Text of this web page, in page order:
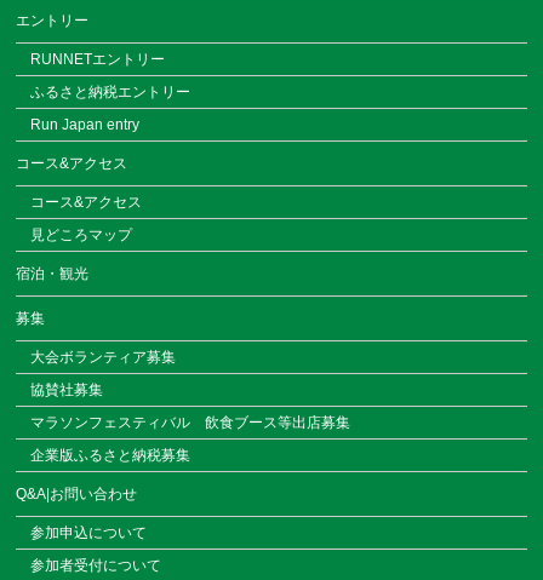
エントリー
RUNNETエントリー
ふるさと納税エントリー
Run Japan entry
コース&アクセス
コース&アクセス
見どころマップ
宿泊・観光
募集
大会ボランティア募集
協賛社募集
マラソンフェスティバル飲食ブース等出店募集
企業版ふるさと納税募集
Q&A|お問い合わせ
参加申込について
参加者受付について